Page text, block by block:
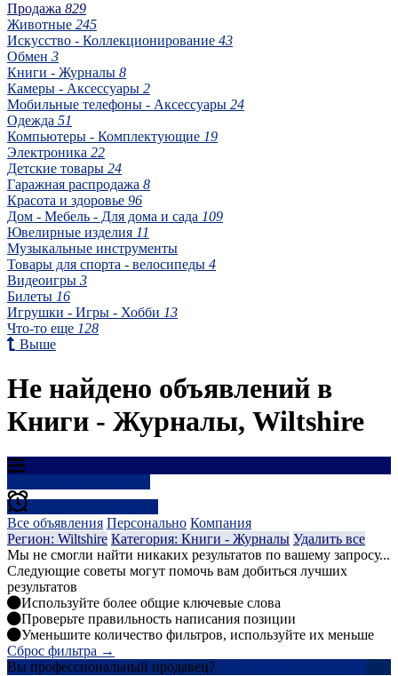
Продажа 829
Животные 245
Искусство - Коллекционирование 43
Обмен 3
Книги - Журналы 8
Камеры - Аксессуары 2
Мобильные телефоны - Аксессуары 24
Одежда 51
Компьютеры - Комплектующие 19
Электроника 22
Детские товары 24
Гаражная распродажа 8
Красота и здоровье 96
Дом - Мебель - Для дома и сада 109
Ювелирные изделия 11
Музыкальные инструменты
Товары для спорта - велосипеды 4
Видеоигры 3
Билеты 16
Игрушки - Игры - Хобби 13
Что-то еще 128
Выше
Не найдено объявлений в
Книги - Журналы, Wiltshire
Все объявления Персонально Компания
Регион: Wiltshire Категория: Книги - Журналы Удалить все
Мы не смогли найти никаких результатов по вашему запросу...
Следующие советы могут помочь вам добиться лучших
результатов
Используйте более общие ключевые слова
Проверьте правильность написания позиции
Уменьшите количество фильтров, используйте их меньше
Сброс фильтра →
Вы профессиональный продавец?